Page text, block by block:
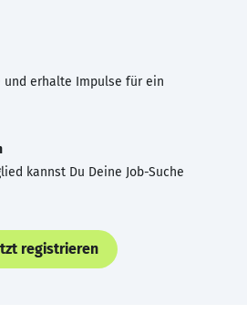
und erhalte Impulse für ein
kannst Du Deine Job-Suche
registrieren